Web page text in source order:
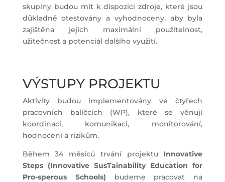
skupiny budou mít k dispozici zdroje, které jsou
důkladně otestovány a vyhodnoceny, aby byla
zajištěna jejich maximální použitelnost,
užitečnost a potenciál dalšího využití.
VÝSTUPY PROJEKTU
Aktivity budou implementovány ve čtyřech
pracovních balíčcích (WP), které se věnují
koordinaci, komunikaci, monitorování,
hodnocení a rizikům.
Během 34 měsíců trvání projektu Innovative
Steps (Innovative SusTainability Education for
Pro-sperous Schools) budeme pracovat na